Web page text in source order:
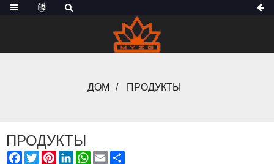
ДОМ ПРОДУКТЫ
ПРОДУКТЫ
FACEBOOK
TWITTER
PINTEREST
LINKEDIN
WHATSAPP
EMAIL